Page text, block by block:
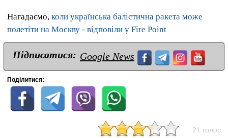
Нагадаємо, коли українська балістична ракета може
полетіти на Москву - відповіли у Fire Point
Підписатися: Google News
Поділитися:
21 голос